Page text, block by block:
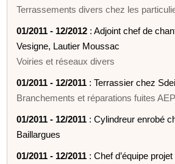
Terrassements divers chez les
01/2011 - 12/2012 : Adjoint chef de
Vesigne, Lautier Moussac
Voiries et réseaux divers
01/2011 - 12/2011 : Terrassier chez
Branchements et réparations fuites AEP
01/2011 - 12/2011 : Cylindreur enrobé
Baillargues
01/2011 - 12/2011 : Chef d’équipe